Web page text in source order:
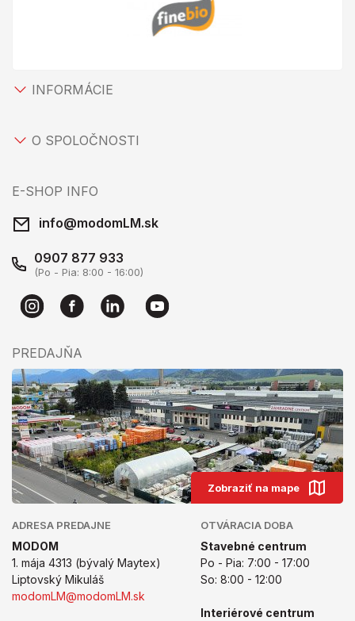
INFORMÁCIE
O SPOLOČNOSTI
E-SHOP INFO
info@modomLM.sk
0907 877 933
(Po - Pia: 8:00 - 16:00)
PREDAJŇA
Zobraziť na mape
ADRESA PREDAJNE
MODOM
1. mája 4313 (bývalý Maytex)
Liptovský Mikuláš
modomLM@modomLM.sk
OTVÁRACIA DOBA
Stavebné centrum
Po - Pia: 7:00 - 17:00
So: 8:00 - 12:00
Interiérové centrum